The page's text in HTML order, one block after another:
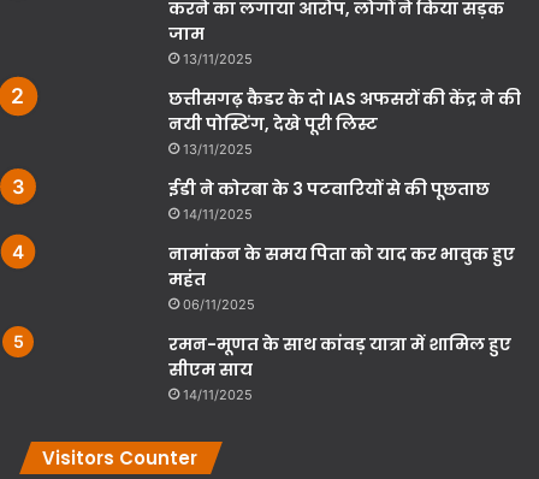
करने का लगाया आरोप, लोगों ने किया सड़क
जाम
13/11/2025
छत्तीसगढ़ कैडर के दो IAS अफसरों की केंद्र ने की
नयी पोस्टिंग, देखे पूरी लिस्ट
13/11/2025
ईडी ने कोरबा के 3 पटवारियों से की पूछताछ
14/11/2025
नामांकन के समय पिता को याद कर भावुक हुए
महंत
06/11/2025
रमन-मूणत के साथ कांवड़ यात्रा में शामिल हुए
सीएम साय
14/11/2025
Visitors Counter